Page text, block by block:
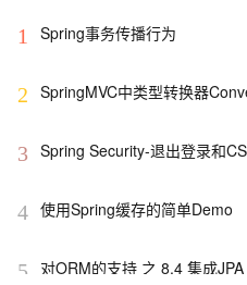
1 Spring事务传播行为
2 SpringMVC中类型转换器
3
4 使用Spring缓存的简单Demo
5 对ORM的支持 之 8.4 集成